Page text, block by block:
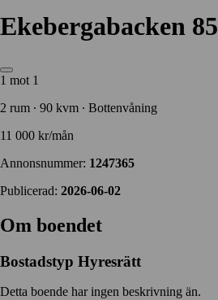
Ekebergabacken 85
1 mot 1
2 rum ∙ 90 kvm ∙ Bottenvåning
11 000 kr/mån
Annonsnummer: 1247365
Publicerad: 2026-06-02
Om boendet
Bostadstyp Hyresrätt
Detta boende har ingen beskrivning än.